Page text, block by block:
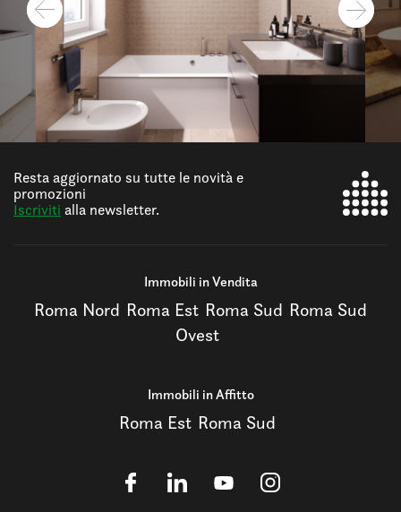
Resta aggiornato su tutte le novità e
promozioni
Iscriviti alla newsletter.
Immobili in Vendita
Roma Nord Roma Est Roma Sud Roma Sud
Ovest
Immobili in Affitto
Roma Est Roma Sud